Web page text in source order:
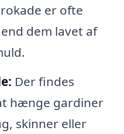
er ofte
dem lavet af
Der findes
hænge gardiner
skinner eller